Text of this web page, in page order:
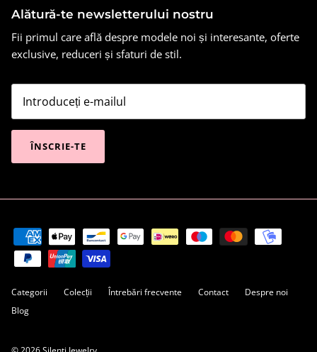
Alătură-te newsletterului nostru
Fii primul care află despre modele noi și interesante, oferte
exclusive, reduceri și sfaturi de stil.
ÎNSCRIE-TE
Categorii Colecții Întrebări frecvente Contact
Despre noi
Blog